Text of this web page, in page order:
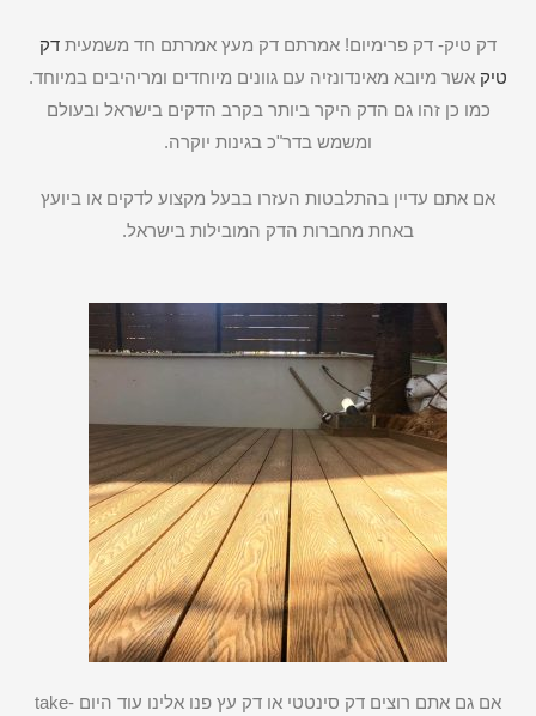
דק טיק- דק פרימיום! אמרתם דק מעץ אמרתם חד משמעית דק
טיק אשר מיובא מאינדונזיה עם גוונים מיוחדים ומריהיבים במיוחד.
כמו כן זהו גם הדק היקר ביותר בקרב הדקים בישראל ובעולם
ומשמש בדר"כ בגינות יוקרה.
אם אתם עדיין בהתלבטות העזרו בבעל מקצוע לדקים או ביועץ
באחת מחברות הדק המובילות בישראל.
אם גם אתם רוצים דק סינטטי או דק עץ פנו אלינו עוד היום take-